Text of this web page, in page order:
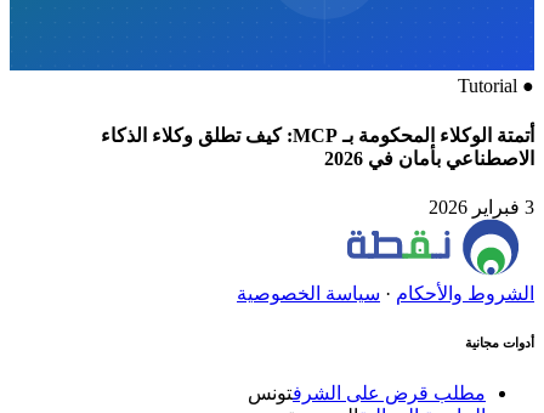
●
Tutorial
أتمتة الوكلاء المحكومة بـ MCP: كيف تطلق وكلاء الذكاء
الاصطناعي بأمان في 2026
الشروط والأحكام· سياسة الخصوصية
أدوات مجانية
مطلب قرض على الشرف تونس